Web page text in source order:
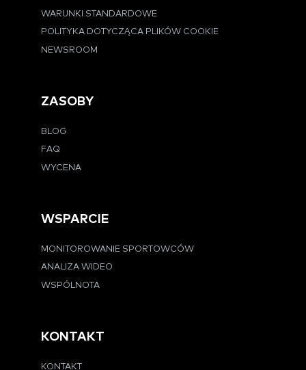
WARUNKI STANDARDOWE
POLITYKA DOTYCZĄCA PLIKÓW COOKIE
NEWSROOM
ZASOBY
BLOG
FAQ
WYCENA
WSPARCIE
MONITOROWANIE SPORTOWCÓW
ANALIZA WIDEO
WSPÓLNOTA
KONTAKT
KONTAKT